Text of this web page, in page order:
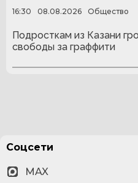
16:30 08.08.2026 Общество
Подросткам из Казани
свободы за граффити
Соцсети
MAX